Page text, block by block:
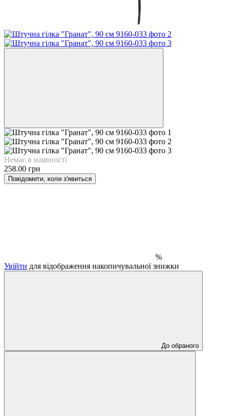
Немає в наявності
258.00 грн
Повідомити, коли з'явиться
%
Увійти для відображення накопичувальної знижки
До обраного